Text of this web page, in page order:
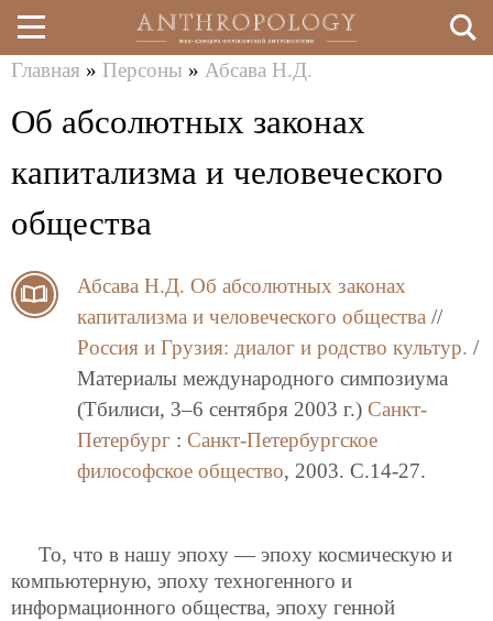
Перейти
к
здесь
Главная » Персоны » Абсава Н.Д.
Об абсолютных законах
капитализма и человеческого
общества
Абсава Н.Д. Об абсолютных законах
капитализма и человеческого общества //
Россия и Грузия: диалог и родство культур. /
Материалы международного симпозиума
(Тбилиси, 3–6 сентября 2003 г.) Санкт-
Петербург : Санкт-Петербургское
философское общество, 2003. C.14-27.
То, что в нашу эпоху — эпоху космическую и
компьютерную, эпоху техногенного и
информационного общества, эпоху генной